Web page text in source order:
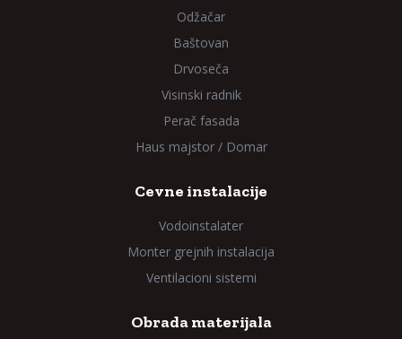
Odžačar
Baštovan
Drvoseča
Visinski radnik
Perač fasada
Haus majstor / Domar
Cevne instalacije
Vodoinstalater
Monter grejnih instalacija
Ventilacioni sistemi
Obrada materijala